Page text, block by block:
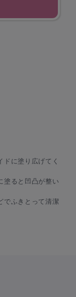
ドに塗り広げてく
塗ると凹凸が整い
でふきとって清潔